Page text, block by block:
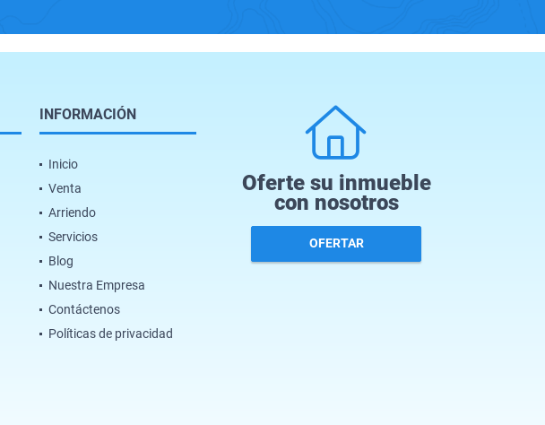
INFORMACIÓN
Inicio
Venta
Arriendo
Servicios
Blog
Nuestra Empresa
Contáctenos
Políticas de privacidad
Oferte su inmueble
con nosotros
OFERTAR